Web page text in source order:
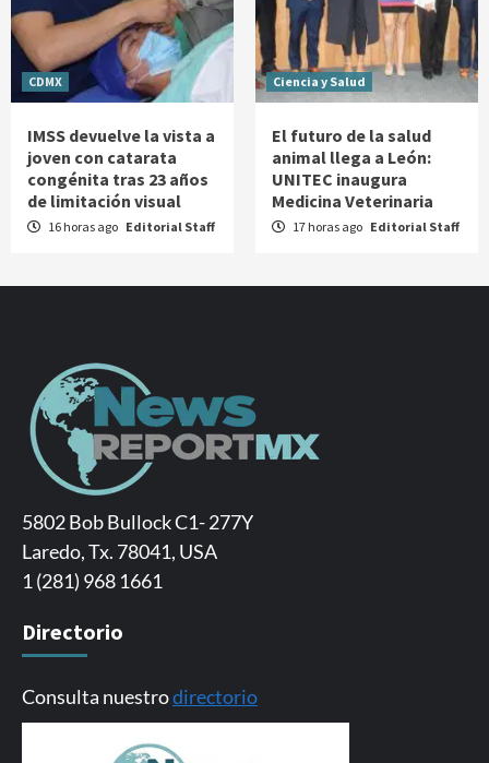
CDMX
IMSS devuelve la vista a
joven con catarata
congénita tras 23 años
de limitación visual
16 horas ago Editorial Staff
Ciencia y Salud
El futuro de la salud
animal llega a León:
UNITEC inaugura
Medicina Veterinaria
17 horas ago Editorial Staff
5802 Bob Bullock C1- 277Y
Laredo, Tx. 78041, USA
1 (281) 968 1661
Directorio
Consulta nuestrodirectorio